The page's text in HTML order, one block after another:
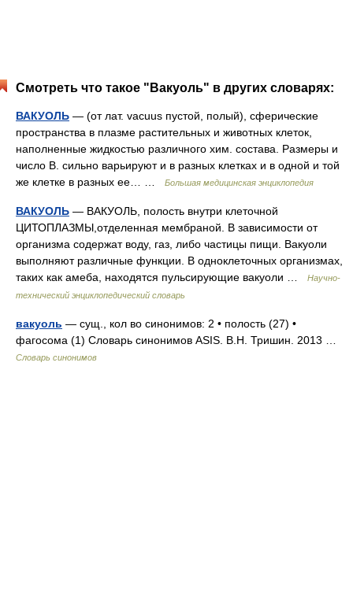
Смотреть что такое "Вакуоль" в других словарях:
ВАКУОЛЬ — (от лат. vacuus пустой, полый), сферические
пространства в плазме растительных и животных клеток,
наполненные жидкостью различного хим. состава. Размеры и
число В. сильно варьируют и в разных клетках и в одной и той
же клетке в разных ее… …
Большая медицинская энциклопедия
ВАКУОЛЬ — ВАКУОЛЬ, полость внутри клеточной
ЦИТОПЛАЗМЫ,отделенная мембраной. В зависимости от
организма содержат воду, газ, либо частицы пищи. Вакуоли
выполняют различные функции. В одноклеточных организмах,
таких как амеба, находятся пульсирующие вакуоли …
Научно-
технический энциклопедический словарь
вакуоль — сущ., кол во синонимов: 2 • полость (27) •
фагосома (1) Словарь синонимов ASIS. В.Н. Тришин. 2013 …
Словарь синонимов